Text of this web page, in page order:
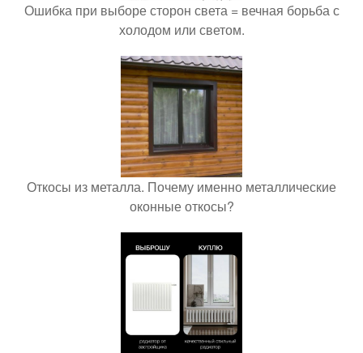
Ошибка при выборе сторон света = вечная борьба с
холодом или светом.
Откосы из металла. Почему именно металлические
оконные откосы?